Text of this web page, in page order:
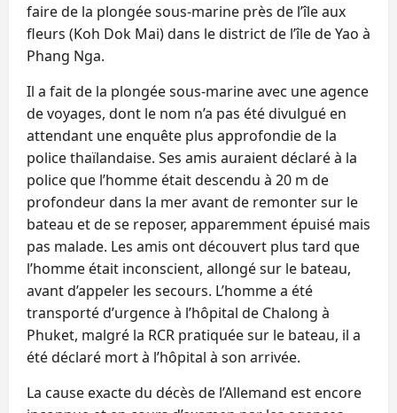
faire de la plongée sous-marine près de l’île aux
fleurs (Koh Dok Mai) dans le district de l’île de Yao à
Phang Nga.
Il a fait de la plongée sous-marine avec une agence
de voyages, dont le nom n’a pas été divulgué en
attendant une enquête plus approfondie de la
police thaïlandaise. Ses amis auraient déclaré à la
police que l’homme était descendu à 20 m de
profondeur dans la mer avant de remonter sur le
bateau et de se reposer, apparemment épuisé mais
pas malade. Les amis ont découvert plus tard que
l’homme était inconscient, allongé sur le bateau,
avant d’appeler les secours. L’homme a été
transporté d’urgence à l’hôpital de Chalong à
Phuket, malgré la RCR pratiquée sur le bateau, il a
été déclaré mort à l’hôpital à son arrivée.
La cause exacte du décès de l’Allemand est encore